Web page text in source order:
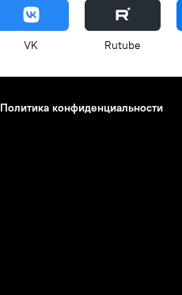
VK Rutube
Политика конфиденциальности